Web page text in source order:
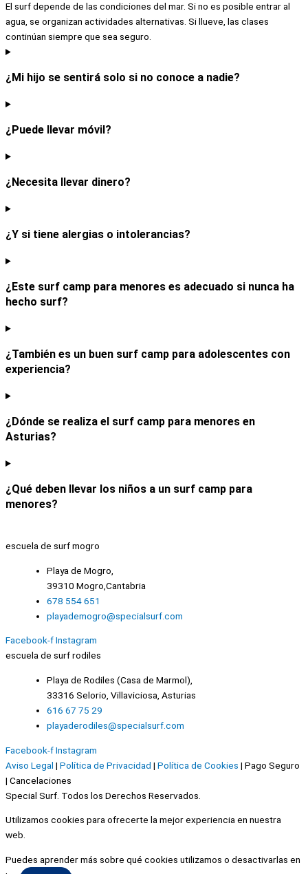
El surf depende de las condiciones del mar. Si no es posible entrar al
agua, se organizan actividades alternativas. Si llueve, las clases
continúan siempre que sea seguro.
¿Mi hijo se sentirá solo si no conoce a nadie?
¿Puede llevar móvil?
¿Necesita llevar dinero?
¿Y si tiene alergias o intolerancias?
¿Este surf camp para menores es adecuado si nunca ha
hecho surf?
¿También es un buen surf camp para adolescentes con
experiencia?
¿Dónde se realiza el surf camp para menores en
Asturias?
¿Qué deben llevar los niños a un surf camp para
menores?
escuela de surf mogro
Playa de Mogro,
39310 Mogro,Cantabria
678 554 651
playademogro@specialsurf.com
Facebook-fInstagram
escuela de surf rodiles
Playa de Rodiles (Casa de Marmol),
33316 Selorio, Villaviciosa, Asturias
616 67 75 29
playaderodiles@specialsurf.com
Facebook-fInstagram
Aviso Legal | Política de Privacidad | Política de Cookies | Pago Seguro
| Cancelaciones
Special Surf. Todos los Derechos Reservados.
Utilizamos cookies para ofrecerte la mejor experiencia en nuestra
web.
Puedes aprender más sobre qué cookies utilizamos o desactivarlas en